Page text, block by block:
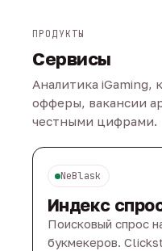
ПРОДУКТЫ
Сервисы
Аналитика iGaming,
офферы, вакансии
честными цифрами.
NeBlask
Индекс
Поисковый спрос
букмекеров.